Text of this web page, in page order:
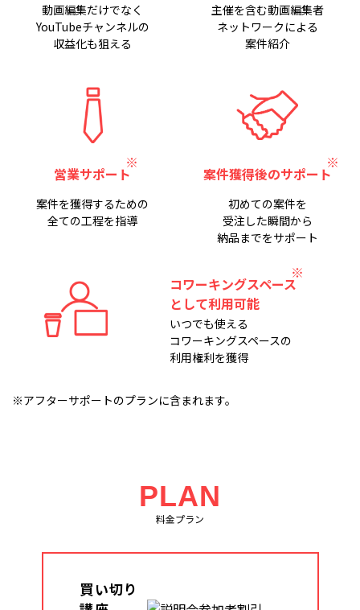
動画編集だけでなく
YouTubeチャンネルの
収益化も狙える
主催を含む動画編集者
ネットワークによる
案件紹介
営業サポート
案件を獲得するための
全ての工程を指導
案件獲得後のサポート
初めての案件を
受注した瞬間から
納品までをサポート
コワーキングスペース
として利用可能
いつでも使える
コワーキングスペースの
利用権利を獲得
※アフターサポートのプランに含まれます。
PLAN
料金プラン
買い切り